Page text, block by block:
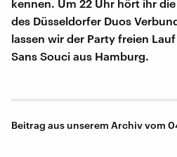
kennen. Um 22 Uhr hört ihr
des Düsseldorfer Duos
lassen wir der Party freien
Sans Souci aus Hamburg.
Beitrag aus unserem Archiv vom